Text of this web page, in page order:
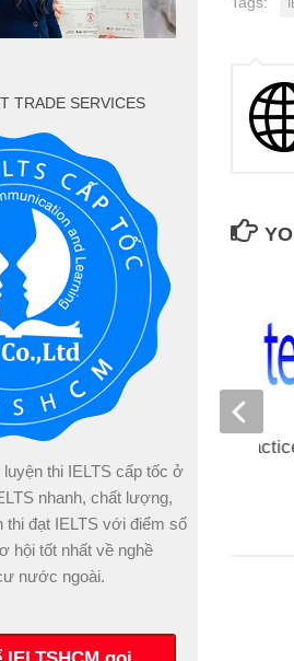
Bảo vệ: IELTS
41
09/07/2014
TRADE SERVICES
thi IELTS cấp tốc ở
nhanh, chất lượng,
thi đạt IELTS với điểm số
hội tốt nhất về nghề
nước ngoài.